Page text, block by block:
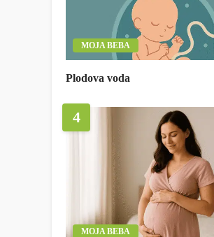
MOJA BEBA
Plodova voda
4
MOJA BEBA